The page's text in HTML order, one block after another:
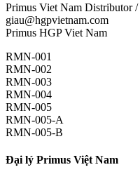
Primus Viet Nam Distributor
giau@hgpvietnam.com
Primus HGP Viet Nam
RMN-001
RMN-002
RMN-003
RMN-004
RMN-005
RMN-005-A
RMN-005-B
Đại lý Primus Việt Nam